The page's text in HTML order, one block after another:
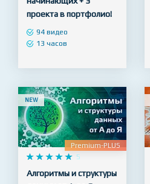
    
     5
React с нуля для
начинающих + 3
проекта в портфолио!
NEW
Premium-PLUS